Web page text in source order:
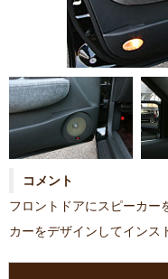
コメント
フロントドアにスピーカー
カーをデザインしてインス